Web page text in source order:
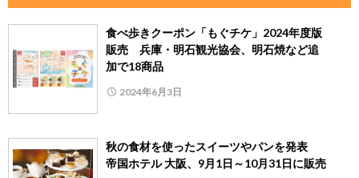
食べ歩きクーポン「もぐチケ」2024年度版
販売 兵庫・明石観光協会、明石焼など追
加で18商品
2024年6月3日
秋の食材を使ったスイーツやパンを発表
帝国ホテル 大阪、9月1日～10月31日に販売